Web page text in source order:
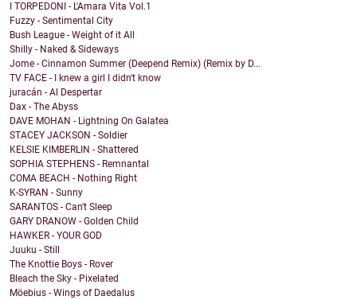
I TORPEDONI - L'Amara Vita Vol.1
Fuzzy - Sentimental City
Bush League - Weight of it All
Shilly - Naked & Sideways
Jome - Cinnamon Summer (Deepend Remix) (Remix by D...
TV FACE - I knew a girl I didn't know
juracán - Al Despertar
Dax - The Abyss
DAVE MOHAN - Lightning On Galatea
STACEY JACKSON - Soldier
KELSIE KIMBERLIN - Shattered
SOPHIA STEPHENS - Remnantal
COMA BEACH - Nothing Right
K-SYRAN - Sunny
SARANTOS - Can't Sleep
GARY DRANOW - Golden Child
HAWKER - YOUR GOD
Juuku - Still
The Knottie Boys - Rover
Bleach the Sky - Pixelated
Möebius - Wings of Daedalus